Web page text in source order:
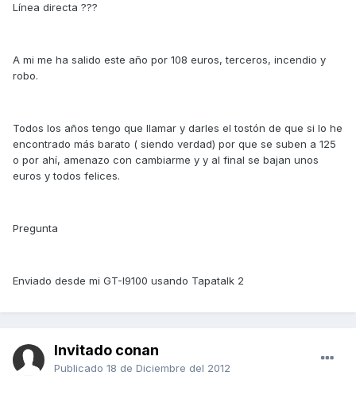
Línea directa ???
A mi me ha salido este año por 108 euros, terceros, incendio y
robo.
Todos los años tengo que llamar y darles el tostón de que si lo he
encontrado más barato ( siendo verdad) por que se suben a 125
o por ahí, amenazo con cambiarme y y al final se bajan unos
euros y todos felices.
Pregunta
Enviado desde mi GT-I9100 usando Tapatalk 2
Invitado conan
Publicado 18 de Diciembre del 2012